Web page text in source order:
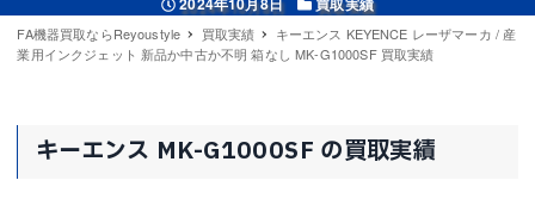
FA機器買取ならReyoustyle 買取実績
キーエンス KEYENCE レーザマーカ / 産
業用インクジェット 新品か中古か不明 箱なし MK-G1000SF 買取実績
キーエンス MK-G1000SF の買取実績